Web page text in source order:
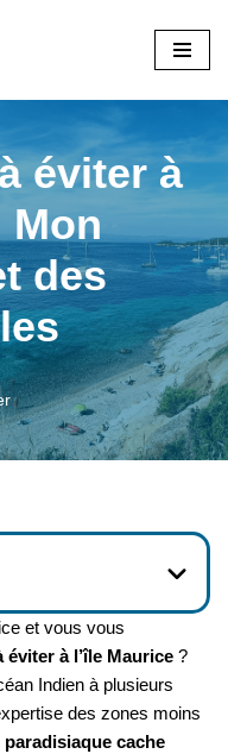
éviter à
Mon
des
et vous vous
à l’île Maurice ?
Indien à plusieurs
des zones moins
cache